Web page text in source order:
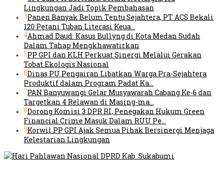
Lingkungan Jadi Topik Pembahasan
3Panen Banyak Belum Tentu Sejahtera, PT ACS Bekali
120 Petani Tuban Literasi Keua…
4Ahmad Daud: Kasus Bullyng di Kota Medan Sudah
Dalam Tahap Mengkhawatirkan
5PP GPI dan KLH Perkuat Sinergi Melalui Gerakan
Tobat Ekologis Nasional
6Dinas PU Pengairan Libatkan Warga Pra-Sejahtera
Produktif dalam Program Padat Ka…
7PAN Banyuwangi Gelar Musyawarah Cabang Ke-6 dan
Targetkan 4 Relawan di Masing-ma…
8Dorong Komisi 3 DPR RI, Penegakan Hukum Green
Financial Crime Masuk Dalam RUU Pe…
9Korwil PP GPI Ajak Semua Pihak Bersinergi Menjaga
Kelestarian Lingkungan